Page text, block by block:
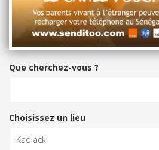
Que cherchez-vous ?
Choisissez un lieu